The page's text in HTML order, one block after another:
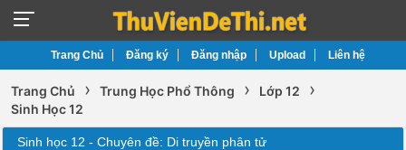
Trang Chủ Đăng ký Đăng nhập Upload Liên hệ
Trang Chủ › Trung Học Phổ Thông › Lớp 12 ›
Sinh Học 12
Sinh học 12 - Chuyên đề: Di truyền phân tử